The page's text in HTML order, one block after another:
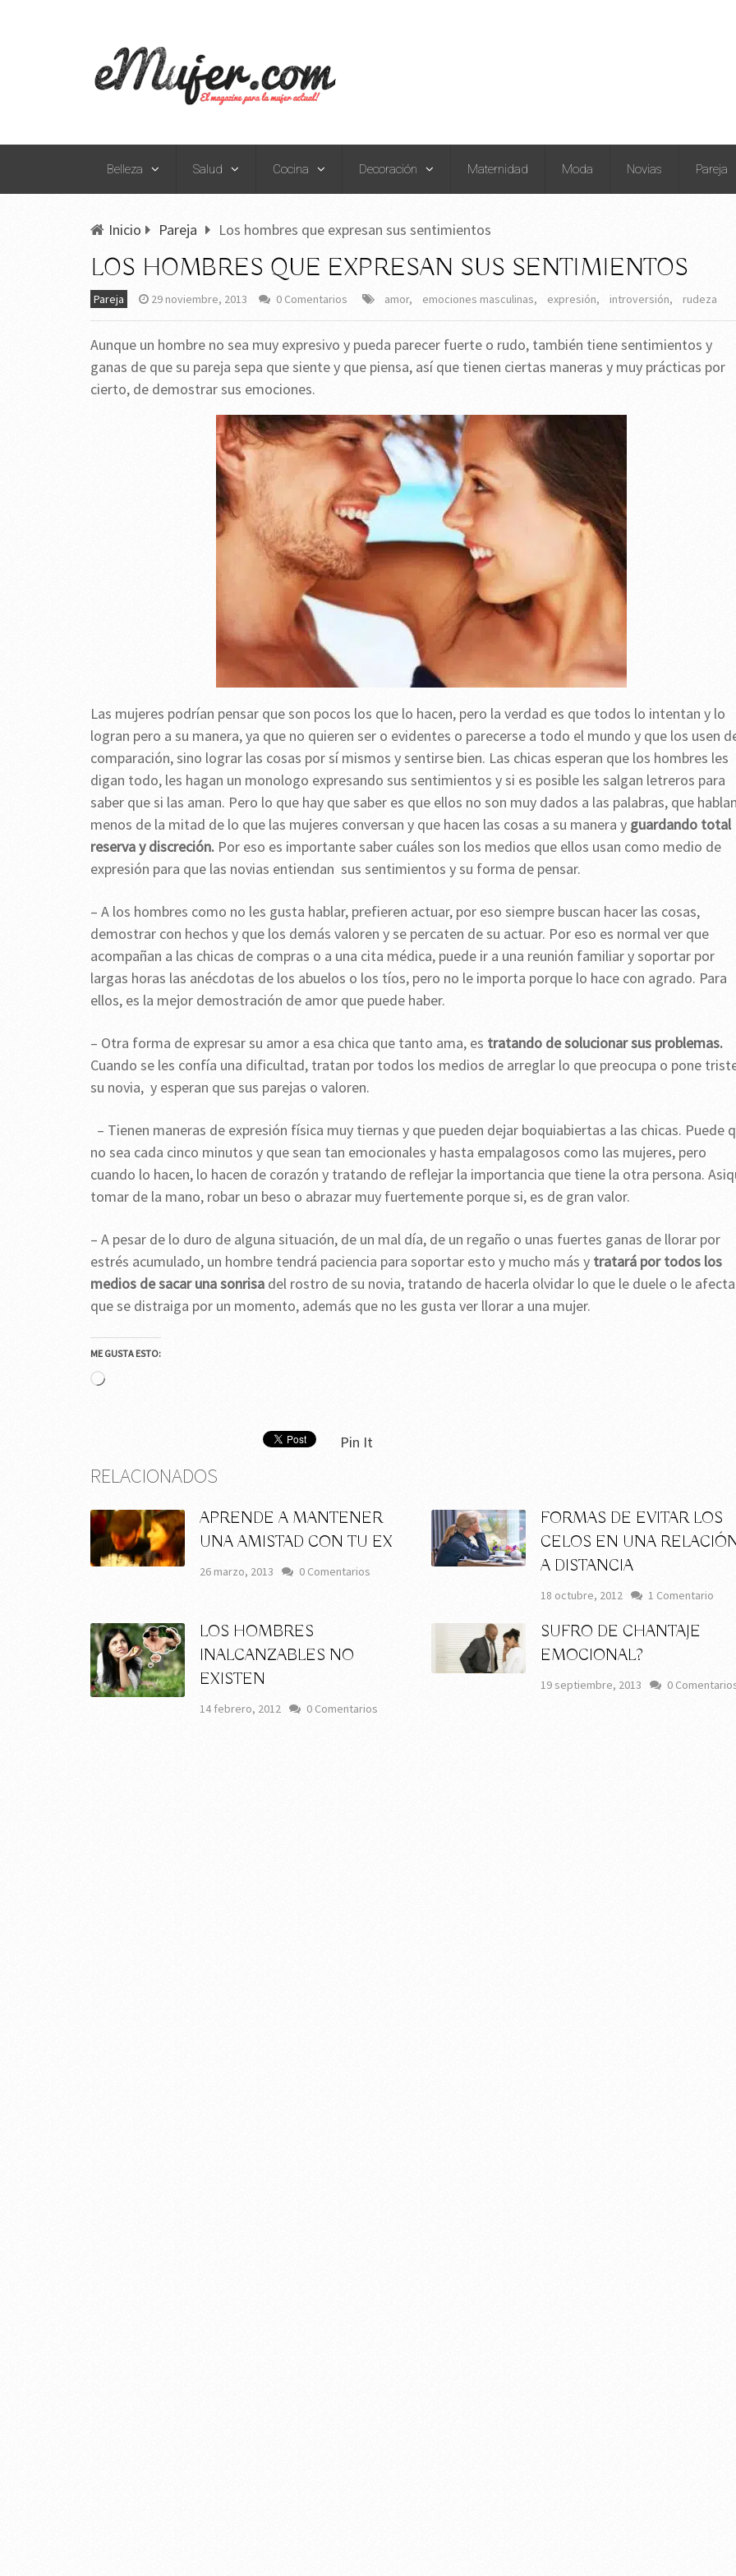
Belleza Salud Cocina Decoración Maternidad Moda Novias Pareja
Inicio Pareja Los hombres que expresan sus sentimientos
LOS HOMBRES QUE EXPRESAN SUS SENTIMIENTOS
Pareja 29 noviembre, 2013 0 Comentarios amor, emociones masculinas, expresión, introversión, rudeza
Aunque un hombre no sea muy expresivo y pueda parecer fuerte o rudo, también tiene sentimientos y
ganas de que su pareja sepa que siente y que piensa, así que tienen ciertas maneras y muy prácticas por
cierto, de demostrar sus emociones.
Las mujeres podrían pensar que son pocos los que lo hacen, pero la verdad es que todos lo intentan y lo
logran pero a su manera, ya que no quieren ser o evidentes o parecerse a todo el mundo y que los usen
comparación, sino lograr las cosas por sí mismos y sentirse bien. Las chicas esperan que los hombres les
digan todo, les hagan un monologo expresando sus sentimientos y si es posible les salgan letreros para
saber que si las aman. Pero lo que hay que saber es que ellos no son muy dados a las palabras, que
menos de la mitad de lo que las mujeres conversan y que hacen las cosas a su manera y guardando total
reserva y discreción. Por eso es importante saber cuáles son los medios que ellos usan como medio de
expresión para que las novias entiendan sus sentimientos y su forma de pensar.
– A los hombres como no les gusta hablar, prefieren actuar, por eso siempre buscan hacer las cosas,
demostrar con hechos y que los demás valoren y se percaten de su actuar. Por eso es normal ver que
acompañan a las chicas de compras o a una cita médica, puede ir a una reunión familiar y soportar por
largas horas las anécdotas de los abuelos o los tíos, pero no le importa porque lo hace con agrado. Para
ellos, es la mejor demostración de amor que puede haber.
– Otra forma de expresar su amor a esa chica que tanto ama, es tratando de solucionar sus problemas.
Cuando se les confía una dificultad, tratan por todos los medios de arreglar lo que preocupa o pone
su novia, y esperan que sus parejas o valoren.
– Tienen maneras de expresión física muy tiernas y que pueden dejar boquiabiertas a las chicas. Puede
no sea cada cinco minutos y que sean tan emocionales y hasta empalagosos como las mujeres, pero
cuando lo hacen, lo hacen de corazón y tratando de reflejar la importancia que tiene la otra persona.
tomar de la mano, robar un beso o abrazar muy fuertemente porque si, es de gran valor.
– A pesar de lo duro de alguna situación, de un mal día, de un regaño o unas fuertes ganas de llorar por
estrés acumulado, un hombre tendrá paciencia para soportar esto y mucho más y tratará por todos los
medios de sacar una sonrisa del rostro de su novia, tratando de hacerla olvidar lo que le duele o le
que se distraiga por un momento, además que no les gusta ver llorar a una mujer.
ME GUSTA ESTO:
Cargando...
Pin It
RELACIONADOS
APRENDE A MANTENER
UNA AMISTAD CON TU EX
26 marzo, 2013 0 Comentarios
FORMAS DE EVITAR LOS
CELOS EN UNA
A DISTANCIA
18 octubre, 2012 1 Comentario
LOS HOMBRES
INALCANZABLES NO
EXISTEN
14 febrero, 2012 0 Comentarios
SUFRO DE CHANTAJE
EMOCIONAL?
19 septiembre, 2013 0